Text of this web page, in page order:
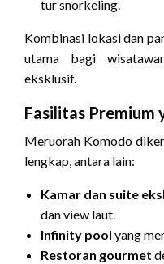
tur snorkeling.
Kombinasi lokasi dan
utama bagi
eksklusif.
Fasilitas Premium
Meruorah Komodo
lengkap, antara lain:
Kamar dan suite
dan view laut.
Infinity pool yang
Restoran gourmet